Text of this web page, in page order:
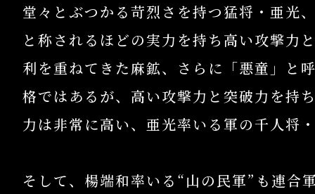
堂々とぶつかる苛烈さを持つ猛将・亜光
と称されるほどの実力を持ち高い攻撃力
利を重ねてきた麻鉱、さらに「悪童」と
格ではあるが、高い攻撃力と突破力を持
力は非常に高い、亜光率いる軍の千人将
そして、楊端和率いる“山の民軍”も連合